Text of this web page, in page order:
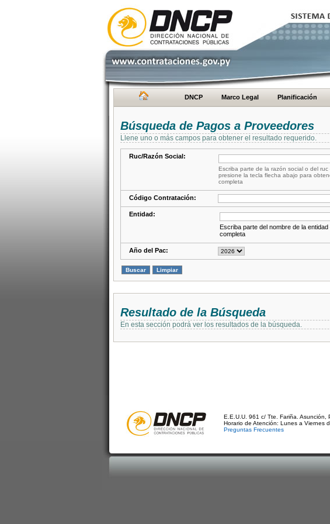
DNCP Marco Legal Planificación
Búsqueda de Pagos a Proveedores
Llene uno o más campos para obtener el resultado requerido.
Ruc/Razón Social:
Escriba parte de la razón social o del ruc
presione la tecla flecha abajo para
completa
Código Contratación:
Entidad:
Escriba parte del nombre de la
completa
Año del Pac:
Resultado de la Búsqueda
En esta sección podrá ver los resultados de la búsqueda.
E.E.U.U. 961 c/ Tte. Fariña. Asunción,
Horario de Atención: Lunes a Viernes
Preguntas Frecuentes